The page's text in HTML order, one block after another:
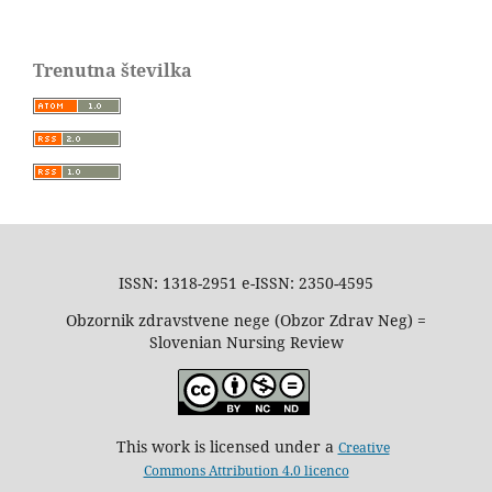
Trenutna številka
ISSN: 1318-2951 e-ISSN: 2350-4595
Obzornik zdravstvene nege (Obzor Zdrav Neg) =
Slovenian Nursing Review
This work is licensed under a Creative
Commons Attribution 4.0 licenco